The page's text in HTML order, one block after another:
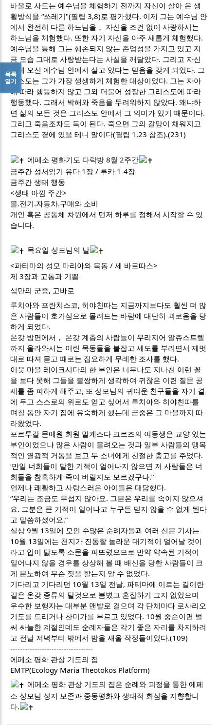
바울로 사도는 예수님을 체험하기 전까지 자신이 살아 온 생
활방식을 “쓰레기"(필립 3,8)로 평가했다. 이제 그는 예수님 안
에서 완전히 다른 하느님을， 자신을 조건 없이 사랑하시는
하느님을 체험했다. 또한 자기 자신을 아주 새롭게 체험했다.
예수님을 통해 그는 훼손되지 않는 존엄성을 가지고 있고 지
금 모습 그대로 사랑받는다는 사실을 깨달았다. 그리고 자신
에게 오신 예수님 안에서 살고 있다는 믿음을 갖게 되었다. 그
리스도는 그가 가장 생생하게 체험한 대상이었다. 그는 자아
에 따라 행동하지 않고 그와 더불어 성장한 그리스도에 따라
행동했다. 그래서 박해와 죽음을 두려워하지 않았다. 왜냐하
면 삶의 모든 것은 그리스도 안에서 그 의미가 있기 때문이다.
그리고 죽음조차도 득이 된다. 죽으면 그의 갈망이 채워지고
그리스도 곁에 있을 테니 말이다(필립 1,23 참조).(231)
에페소 평화기도 다락방 8월 2주간
금주간 성서읽기 유다 1장 / 루카 1-4장
금주간 생태 행동
<생태 아낌 주간>
물.전기.자동차.구매와 소비
개인 혹은 공동체 차원에서 먼저 하루를 정해서 시작할 수 있
습니다.
목요일 성모님의 날
<파티마의 성모 마리아와 목동 / 세 바르따스>
제 3장과 고통과 기쁨
십만의 군중, 고바로
루치아와 프란치스코, 히야친따는 지금까지보다도 훨씬 더 많
은 사람들이 호기심으로 몰려드는 바람에 대단히 괴로움을 당
하게 되었다.
온갖 방면에서， 온갖 계층의 사람들이 무리지어 알쥬스트렐
까지 올라와서는 어린 목동들을 붙잡고 세도를 부리면서 제멋
대로 따져 묻고 때로는 집요하게 무례한 조사를 했다.
이웃 마을 레이크시다의 한 부인은 너무나도 지나친 이런 꼴
을 보다 못해 그들을 불쌍하게 생각하여 귀찮은 이련 질문 공
세를 좀 피하게 해주고, 또 성모님의 귀여운 친구들을 자기 곁
에 두고 스스로의 위로도 얻고 싶어서 루치아와 히야친따를
며칠 동안 자기 집에 유숙하게 했는데 군중은 그 마을까지 따
라왔었다.
포르투갈 문예원 회원 말케스다 크르즈의 여동생은 교양 있는
부인이었으나 많은 사람이 몰려오는 것과 일부 사람들의 맹목
적인 열광적 거동을 보고 두 소녀에게 친절한 충고를 주었다.
‘만일 너희들이 말한 기적이 얼어나지 않으면 저 사람들은 너
희들을 참혹하게 죽여 버릴지도 모르겠구나.”
언제나 쾌활하고 사랑스러운 아이들은 대답했다.
“우리는 조금도 무섭지 않아요. 그분은 우리를 속이지 않으셔
요. 그분은 큰 기적이 일어나고 누구든 믿지 않을 수 없게 된다
고 말씀하셨어요.”
실상 9월 13일에 모인 수많은 순례자들과 여러 신문 기사는
10월 13일에는 천지가 진동할 놀라운 대기적이 얼어날 것이
라고 입이 닳도록 소문을 퍼뜨렸으므로 만약 약속된 기적이
일어나지 않을 경우를 상상해 볼 때 배신을 당한 사람들이 크
게 분노하여 무슨 짓을 할는지 알 수 없었다.
기다리고 기다리던 10월 13일 전날, 파티마에 이르는 길이란
길은 온갖 종류의 탈것으로 붐볐고 혼잡하기 그지 없었으며
우수한 보행자는 대부분 맨발로 걸으며 각 단체마다 로사리오
기도를 드리거나 찬미가를 부르고 있었다. 10월 중순이면 벌
써 싸늘한 계절인데도 순례자들은 각기 좋은 자리를 차지하려
고 전날 저녁부터 밖에서 밤을 새울 작정들이었다.(109)
----------------------------------
에페소 평화 관상 기도의 집
EMTP(Ecology Maria Theotokos Platform)
에페소 평화 관상 기도의 집은 순례와 피정을 통한 에페
소 성모님 성지 보존과 중동평화와 생태적 회심을 지향합니
다.
목록
열기